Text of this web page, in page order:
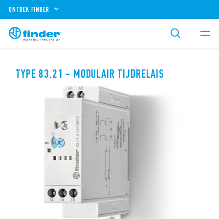
ONTDEK FINDER
TYPE 83.21 - MODULAIR TIJDRELAIS